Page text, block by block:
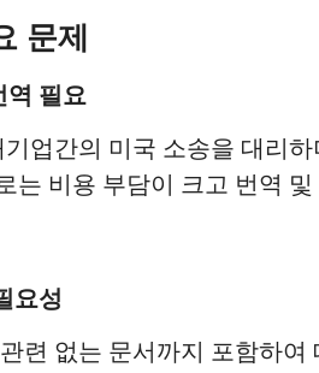
문제
역 필요
업간의 미국 소송을 대리
는 비용 부담이 크고 번역
요성
련 없는 문서까지 포함하